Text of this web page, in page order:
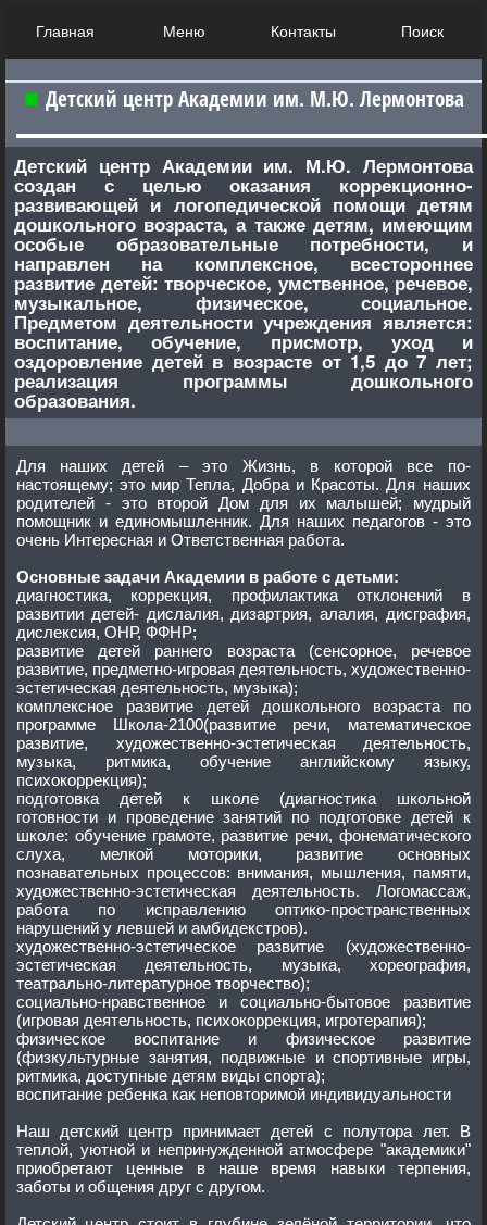
Главная Меню Контакты Поиск
Детский центр Академии им. М.Ю. Лермонтова
Детский центр Академии им. М.Ю. Лермонтова
создан с целью оказания коррекционно-
развивающей и логопедической помощи детям
дошкольного возраста, а также детям, имеющим
особые образовательные потребности, и
направлен на комплексное, всестороннее
развитие детей: творческое, умственное, речевое,
музыкальное, физическое, социальное.
Предметом деятельности учреждения является:
воспитание, обучение, присмотр, уход и
оздоровление детей в возрасте от 1,5 до 7 лет;
реализация программы дошкольного
образования.
Для наших детей – это Жизнь, в которой все по-
настоящему; это мир Тепла, Добра и Красоты. Для наших
родителей - это второй Дом для их малышей; мудрый
помощник и единомышленник. Для наших педагогов - это
очень Интересная и Ответственная работа.
Основные задачи Академии в работе с детьми:
диагностика, коррекция, профилактика отклонений в
развитии детей- дислалия, дизартрия, алалия, дисграфия,
дислексия, ОНР, ФФНР;
развитие детей раннего возраста (сенсорное, речевое
развитие, предметно-игровая деятельность, художественно-
эстетическая деятельность, музыка);
комплексное развитие детей дошкольного возраста по
программе Школа-2100(развитие речи, математическое
развитие, художественно-эстетическая деятельность,
музыка, ритмика, обучение английскому языку,
психокоррекция);
подготовка детей к школе (диагностика школьной
готовности и проведение занятий по подготовке детей к
школе: обучение грамоте, развитие речи, фонематического
слуха, мелкой моторики, развитие основных
познавательных процессов: внимания, мышления, памяти,
художественно-эстетическая деятельность. Логомассаж,
работа по исправлению оптико-пространственных
нарушений у левшей и амбидекстров).
художественно-эстетическое развитие (художественно-
эстетическая деятельность, музыка, хореография,
театрально-литературное творчество);
социально-нравственное и социально-бытовое развитие
(игровая деятельность, психокоррекция, игротерапия);
физическое воспитание и физическое развитие
(физкультурные занятия, подвижные и спортивные игры,
ритмика, доступные детям виды спорта);
воспитание ребенка как неповторимой индивидуальности
Наш детский центр принимает детей с полутора лет. В
теплой, уютной и непринужденной атмосфере "академики"
приобретают ценные в наше время навыки терпения,
заботы и общения друг с другом.